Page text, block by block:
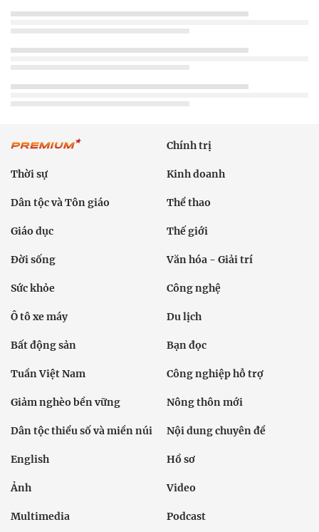
Chính trị
Thời sự Kinh doanh
Dân tộc và Tôn giáo Thể thao
Giáo dục Thế giới
Đời sống Văn hóa - Giải trí
Sức khỏe Công nghệ
Ô tô xe máy Du lịch
Bất động sản Bạn đọc
Tuần Việt Nam Công nghiệp hỗ trợ
Giảm nghèo bền vững Nông thôn mới
Dân tộc thiểu số và miền núi Nội dung chuyên đề
English Hồ sơ
Ảnh Video
Multimedia Podcast